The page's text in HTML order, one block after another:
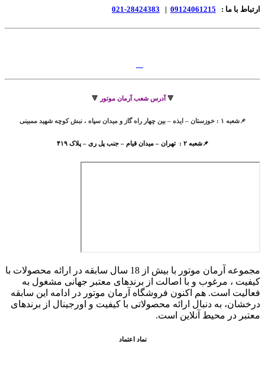
ارتباط با ما : 09124061215
|
28424383-021
🔻 آدرس شعب آرمان موتور 🔻
📌شعبه ۱ : خوزستان – ایذه – بین چهار راه گاز و میدان سپاه ، نبش کوچه شهید ممبینی
📌شعبه ۲ : تهران – میدان قیام – جنب پل ری – پلاک ۴۱۹
مجموعه آرمان موتور با بیش از 18 سال سابقه در ارائه محصولات با
کيفيت ، مرغوب و با اصالت از برندهای معتبر جهانی مشغول به
فعاليت است. هم اکنون فروشگاه آرمان موتور در ادامه اين سابقه
درخشان، به دنبال ارائه محصولاتی با کيفيت و اورجينال از برندهای
معتبر در محيط آنلاين است.
نماد اعتماد